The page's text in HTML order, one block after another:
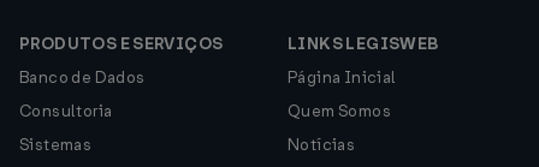
PRODUTOS E SERVIÇOS
Banco de Dados
Consultoria
Sistemas
LINKS LEGISWEB
Página Inicial
Quem Somos
Notícias